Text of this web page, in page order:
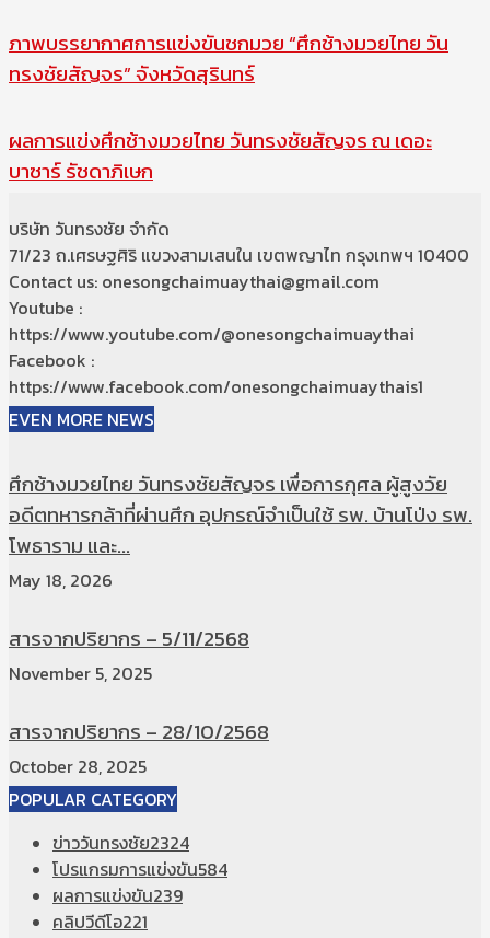
ภาพบรรยากาศการแข่งขันชกมวย “ศึกช้างมวยไทย วัน
ทรงชัยสัญจร” จังหวัดสุรินทร์
ผลการแข่งศึกช้างมวยไทย วันทรงชัยสัญจร ณ เดอะ
บาซาร์ รัชดาภิเษก
บริษัท วันทรงชัย จำกัด
71/23 ถ.เศรษฐศิริ แขวงสามเสนใน เขตพญาไท กรุงเทพฯ 10400
Contact us: onesongchaimuaythai@gmail.com
Youtube :
https://www.youtube.com/@onesongchaimuaythai
Facebook :
https://www.facebook.com/onesongchaimuaythais1
EVEN MORE NEWS
ศึกช้างมวยไทย วันทรงชัยสัญจร เพื่อการกุศล ผู้สูงวัย
อดีตทหารกล้าที่ผ่านศึก อุปกรณ์จำเป็นใช้ รพ. บ้านโป่ง รพ.
โพธาราม และ...
May 18, 2026
สารจากปริยากร – 5/11/2568
November 5, 2025
สารจากปริยากร – 28/10/2568
October 28, 2025
POPULAR CATEGORY
ข่าววันทรงชัย2324
โปรแกรมการแข่งขัน584
ผลการแข่งขัน239
คลิปวีดีโอ221